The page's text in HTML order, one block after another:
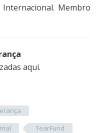
Internacional. Membro
aqui.
TearFund